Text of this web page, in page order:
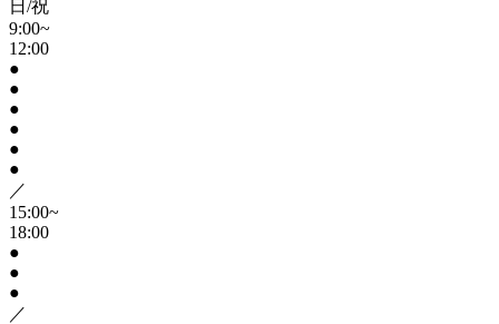
日/祝
9:00~
12:00
●
●
●
●
●
●
／
15:00~
18:00
●
●
●
／